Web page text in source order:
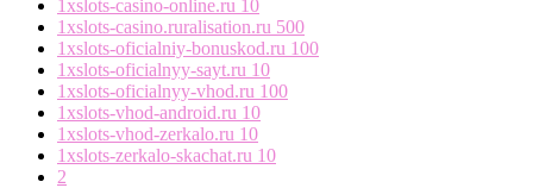
1xslots-casino-online.ru 10
1xslots-casino.ruralisation.ru 500
1xslots-oficialniy-bonuskod.ru 100
1xslots-oficialnyy-sayt.ru 10
1xslots-oficialnyy-vhod.ru 100
1xslots-vhod-android.ru 10
1xslots-vhod-zerkalo.ru 10
1xslots-zerkalo-skachat.ru 10
2